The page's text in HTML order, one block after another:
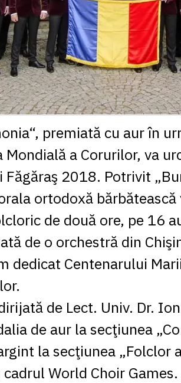
premiată cu aur în
Mondială a Corurilor, va
Făgăraş 2018. Potrivit
ortodoxă
de două ore, pe 16
de o orchestră din
dedicat Centenarului
de Lect. Univ. Dr.
de aur la secţiunea
la secţiunea „Folclor
World Choir